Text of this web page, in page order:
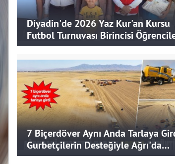
Diyadin'de 2026 Yaz Kur'an Kursu
Futbol Turnuvası Birincisi
Hediye
7 Biçerdöver Aynı Anda Tarlaya
Gurbetçilerin Desteğiyle Ağrı'da
Bereketli Hasat